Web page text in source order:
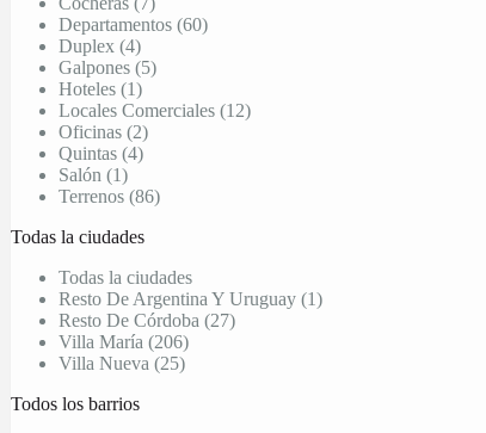
Departamentos (60)
Duplex (4)
Galpones (5)
Hoteles (1)
Locales Comerciales (12)
Oficinas (2)
Quintas (4)
Salón (1)
Terrenos (86)
Todas la ciudades
Todas la ciudades
Resto De Argentina Y Uruguay (1)
Resto De Córdoba (27)
Villa María (206)
Villa Nueva (25)
Todos los barrios